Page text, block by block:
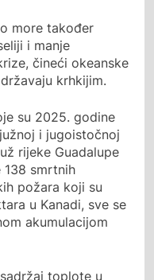
more također
i manje
čineći okeanske
krhkijim.
su 2025. godine
i jugoistočnoj
rijeke Guadalupe
138 smrtnih
požara koji su
u Kanadi, sve se
akumulacijom
toplote u